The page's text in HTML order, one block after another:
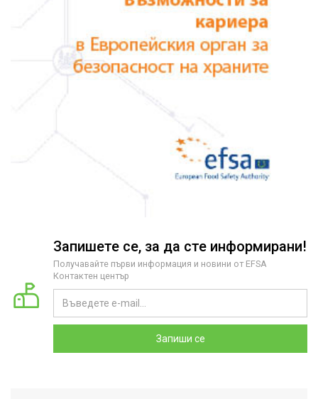
Запишете се, за да сте информирани!
Получавайте първи информация и новини от EFSA
Контактен център
Запиши се